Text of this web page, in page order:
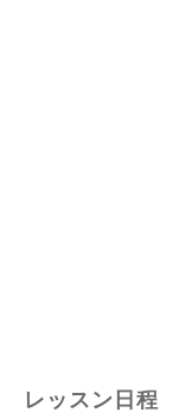
レッスン日程